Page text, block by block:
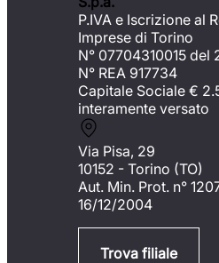
P.IVA e Iscrizione al
Imprese di Torino
N° 07704310015 del
N° REA 917734
Capitale Sociale €
interamente versato
Via Pisa, 29
10152 - Torino (TO)
Aut. Min. Prot. n°
16/12/2004
Trova filiale